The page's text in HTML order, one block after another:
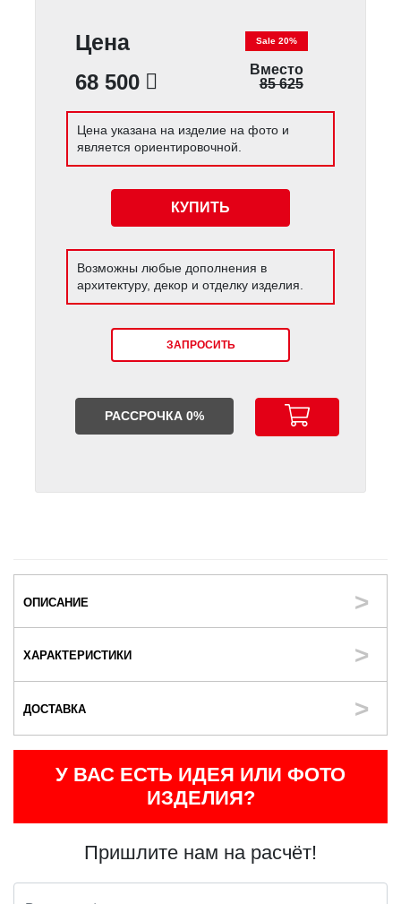
Цена
68 500
Sale 20%
Вместо
85 625
Цена указана на изделие на фото и
является ориентировочной.
КУПИТЬ
Возможны любые дополнения в
архитектуру, декор и отделку изделия.
ЗАПРОСИТЬ
РАССРОЧКА 0%
ОПИСАНИЕ
ХАРАКТЕРИСТИКИ
ДОСТАВКА
У ВАС ЕСТЬ ИДЕЯ ИЛИ ФОТО
ИЗДЕЛИЯ?
Пришлите нам на расчёт!